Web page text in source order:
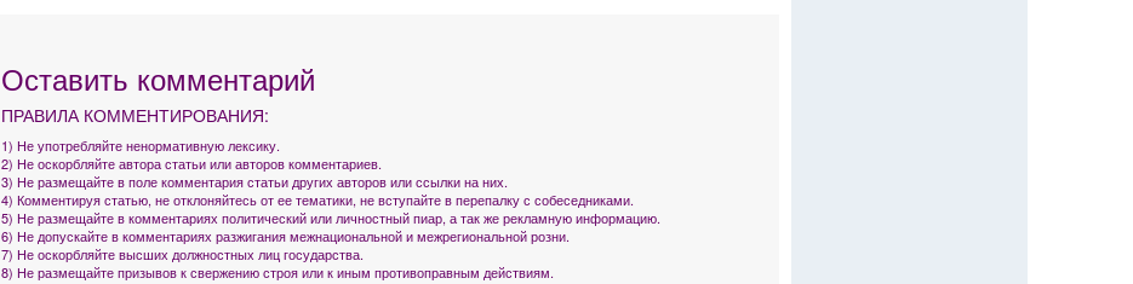
Оставить комментарий
ПРАВИЛА КОММЕНТИРОВАНИЯ:
1) Не употребляйте ненормативную лексику.
2) Не оскорбляйте автора статьи или авторов комментариев.
3) Не размещайте в поле комментария статьи других авторов или ссылки на них.
4) Комментируя статью, не отклоняйтесь от ее тематики, не вступайте в перепалку с собеседниками.
5) Не размещайте в комментариях политический или личностный пиар, а так же рекламную информацию.
6) Не допускайте в комментариях разжигания межнациональной и межрегиональной розни.
7) Не оскорбляйте высших должностных лиц государства.
8) Не размещайте призывов к свержению строя или к иным противоправным действиям.